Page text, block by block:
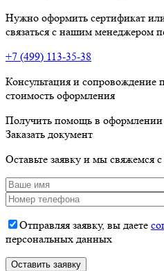
Нужно оформить сертификат
связаться с нашим менеджером
+7 (499) 113-35-38
Консультация и сопровождение
стоимость оформления
Получить помощь в оформлении
Заказать документ
Оставьте заявку и мы свяжемся
Отправляя заявку, вы даете
персональных данных